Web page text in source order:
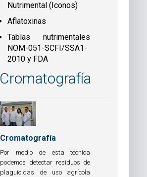
Nutrimental (Iconos)
Aflatoxinas
Tablas nutrimentales
NOM-051-SCFI/SSA1-
2010 y FDA
Cromatografía
Cromatografía
Por medio de esta técnica
podemos detectar residuos de
plaguicidas de uso agrícola